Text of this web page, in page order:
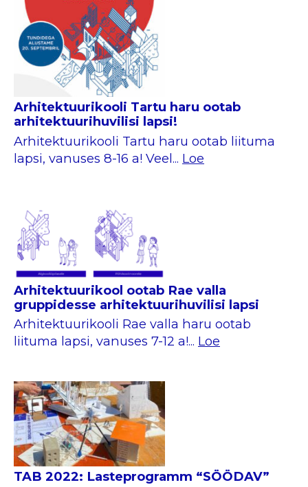
Arhitektuurikooli Tartu haru ootab
arhitektuurihuvilisi lapsi!
Arhitektuurikooli Tartu haru ootab liituma
lapsi, vanuses 8-16 a! Veel... Loe
Arhitektuurikool ootab Rae valla
gruppidesse arhitektuurihuvilisi lapsi
Arhitektuurikooli Rae valla haru ootab
liituma lapsi, vanuses 7-12 a!... Loe
TAB 2022: Lasteprogramm “SÖÖDAV”